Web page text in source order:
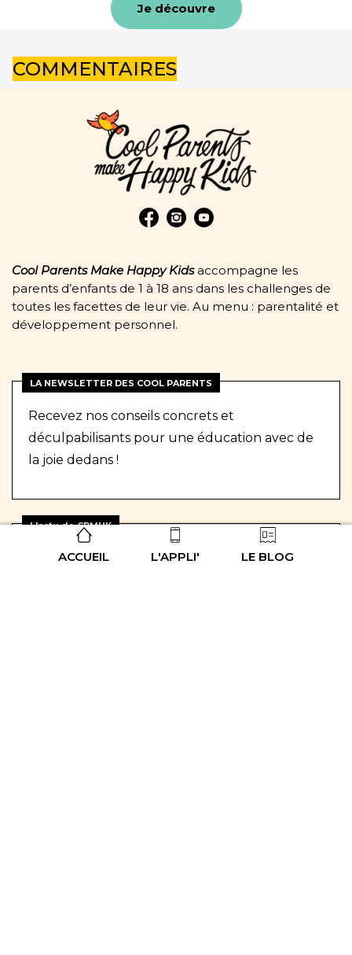
Je découvre
COMMENTAIRES
ACCUEIL L'APPLI' LE BLOG
Cool Parents Make Happy Kidsaccompagne les
parents d’enfants de 1 à 18 ans dans les challenges de
toutes les facettes de leur vie. Au menu : parentalité et
développement personnel.
LA NEWSLETTER DES COOL PARENTS
Recevez nos conseils concrets et
déculpabilisants pour une éducation avec de
la joie dedans !
L'actu de CPMHK
"Libérer son espace pour librérer son esprit"